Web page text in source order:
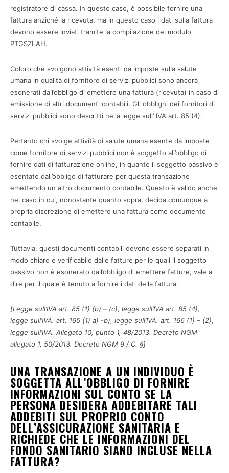
registratore di cassa. In questo caso, è possibile fornire una
fattura anziché la ricevuta, ma in questo caso i dati sulla fattura
devono essere inviati tramite la compilazione del modulo
PTGSZLAH.
Coloro che svolgono attività esenti da imposte sulla salute
umana in qualità di fornitore di servizi pubblici sono ancora
esonerati dall’obbligo di emettere una fattura (ricevuta) in caso di
emissione di altri documenti contabili. Gli obblighi dei fornitori di
servizi pubblici sono descritti nella legge sull’ IVA art. 85 (4).
Pertanto chi svolge attività di salute umana esente da imposte
come fornitore di servizi pubblici non è soggetto all’obbligo di
fornire dati di fatturazione online, in quanto il soggetto passivo è
esentato dall’obbligo di fatturare per questa transazione
emettendo un altro documento contabile. Questo è valido anche
nel caso in cui, nonostante quanto sopra, decida comunque a
propria discrezione di emettere una fattura come documento
contabile.
Tuttavia, questi documenti contabili devono essere separati in
modo chiaro e verificabile dalle fatture per le quali il soggetto
passivo non è esonerato dall’obbligo di emettere fatture, vale a
dire per il quale è tenuto a fornire i dati della fattura.
[Legge sull’IVA art. 85 (1) (b) – (c), legge sull’IVA art. 85 (4),
legge sull’IVA. art. 165 (1) a) -b), legge sull’IVA. art. 166 (1) – (2),
legge sull’IVA. Allegato 10, punto 1, 48/2013. Decreto NGM
allegato 1, 50/2013. Decreto NGM 9 / C. §]
UNA TRANSAZIONE A UN INDIVIDUO È
SOGGETTA ALL’OBBLIGO DI FORNIRE
INFORMAZIONI SUL CONTO SE LA
PERSONA DESIDERA ADDEBITARE TALI
ADDEBITI SUL PROPRIO CONTO
DELL’ASSICURAZIONE SANITARIA E
RICHIEDE CHE LE INFORMAZIONI DEL
FONDO SANITARIO SIANO INCLUSE NELLA
FATTURA?